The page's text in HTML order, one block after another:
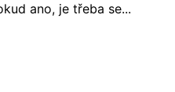
ano, je třeba se...